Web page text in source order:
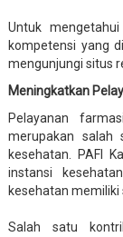
Untuk
kompetensi yang
mengunjungi situs
Meningkatkan
Pelayanan
merupakan salah
kesehatan. PAFI
instansi
kesehatan
Salah satu